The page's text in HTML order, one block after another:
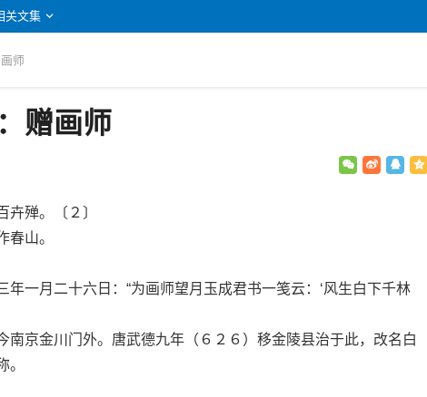
关文集
师
赠画师
殚。〔２〕
山。
一月二十六日：“为画师望月玉成君书一笺云：‘风生白下千林
京金川门外。唐武德九年（６２６）移金陵县治于此，改名白
。